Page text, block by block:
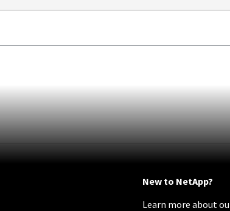
New to NetApp?
Learn more about